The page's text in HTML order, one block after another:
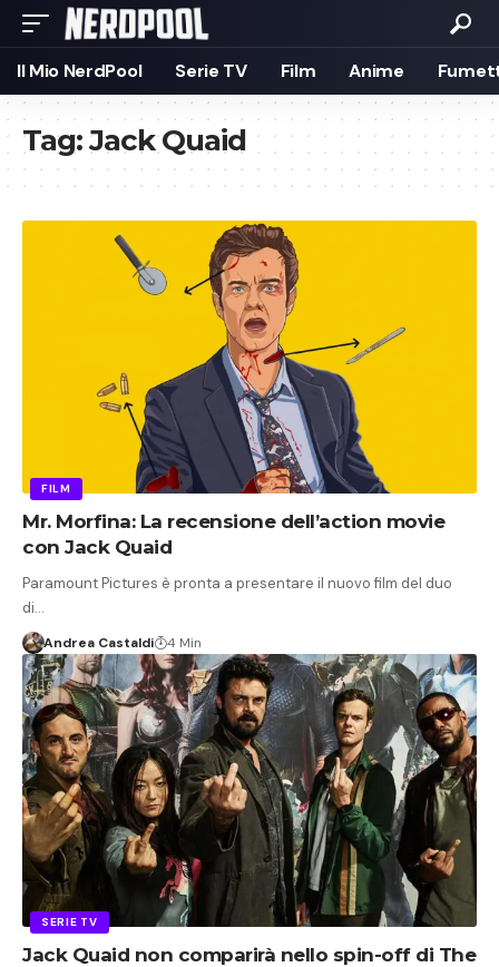
Il Mio NerdPool Serie TV Film Anime
Tag:Jack Quaid
FILM
Mr. Morfina: La recensione dell’action movie
con Jack Quaid
Paramount Pictures è pronta a presentare il nuovo film del duo
di…
Andrea Castaldi 4 Min
SERIE TV
Jack Quaid non comparirà nello spin-off di The